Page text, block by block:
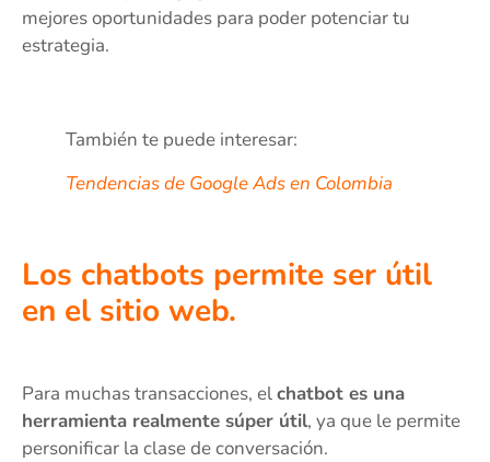
mejores oportunidades para poder potenciar tu
estrategia.
También te puede interesar:
Tendencias de Google Ads en Colombia
Los chatbots permite ser útil
en el sitio web.
Para muchas transacciones, elchatbot es una
herramienta realmente súper útil, ya que le permite
personificar la clase de conversación.